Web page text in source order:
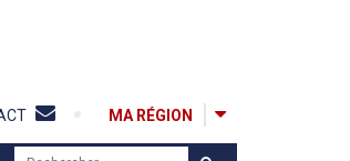
MA RÉGION